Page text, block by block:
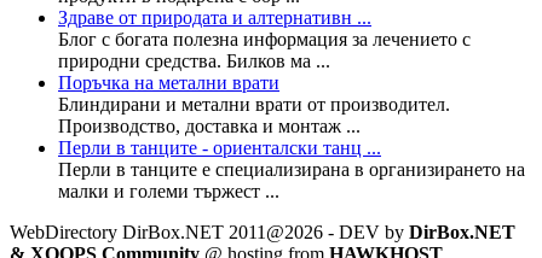
Здраве от природата и алтернативн ...
Блог с богата полезна информация за лечението с
природни средства. Билков ма ...
Поръчка на метални врати
Блиндирани и метални врати от производител.
Производство, доставка и монтаж ...
Перли в танците - ориенталски танц ...
Перли в танците е специализирана в организирането на
малки и големи тържест ...
WebDirectory DirBox.NET 2011@2026 - DEV by DirBox.NET
& XOOPS Community @ hosting from HAWKHOST